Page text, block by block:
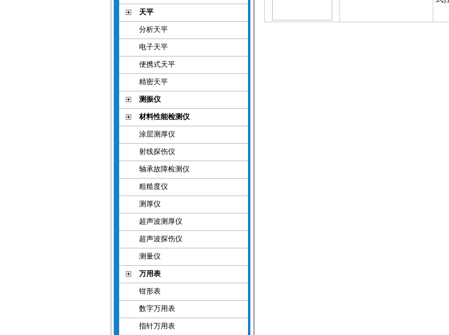
天平
分析天平
电子天平
便携式天平
精密天平
测振仪
材料性能检测仪
涂层测厚仪
射线探伤仪
轴承故障检测仪
粗糙度仪
测厚仪
超声波测厚仪
超声波探伤仪
测量仪
万用表
钳形表
数字万用表
指针万用表